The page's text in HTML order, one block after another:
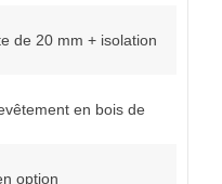
de 20 mm + isolation
en bois de
option